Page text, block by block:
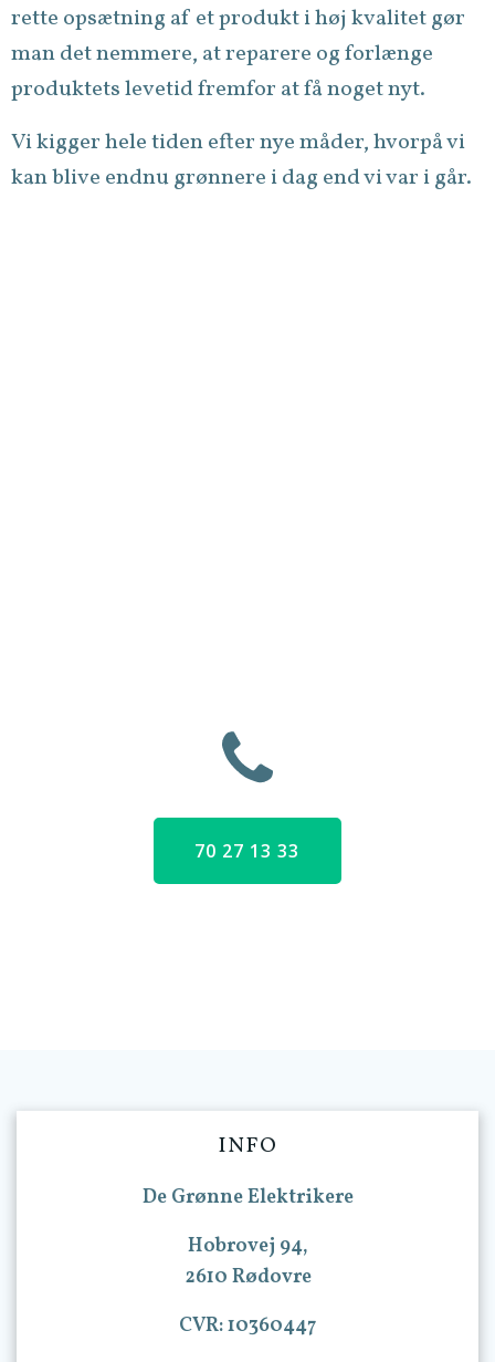
rette opsætning af et produkt i høj kvalitet gør
man det nemmere, at reparere og forlænge
produktets levetid fremfor at få noget nyt.
Vi kigger hele tiden efter nye måder, hvorpå vi
kan blive endnu grønnere i dag end vi var i går.
70 27 13 33
INFO
De Grønne Elektrikere
Hobrovej 94,
2610 Rødovre
CVR: 10360447